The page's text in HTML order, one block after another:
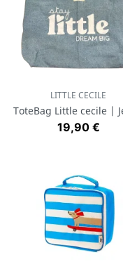
LITTLE CECILE
ToteBag Little cecile |
Prix
19,90 €